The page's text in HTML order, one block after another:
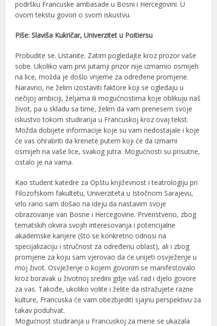
podršku Francuske ambasade u Bosni i Hercegovini. U
ovom tekstu govori o svom iskustvu.
Piše: Slaviša Kukričar, Univerzitet u Poitiersu
Probudite se. Ustanite. Zatim pogledajte kroz prozor vaše
sobe. Ukoliko vam prvi jutarnji prizor nije izmamio osmijeh
na lice, možda je došlo vrijeme za određene promjene.
Naravno, ne želim izostaviti faktore koji se ogledaju u
nečijoj ambiciji, željama ili mogućnostima koje oblikuju naš
život, pa u skladu sa time, želim da vam prenesem svoje
iskustvo tokom studiranja u Francuskoj kroz ovaj tekst.
Možda dobijete informacije koje su vam nedostajale i koje
će vas ohrabriti da krenete putem koji će da izmami
osmijeh na vaše lice, svakog jutra. Mogućnosti su prisutne,
ostalo je na vama.
Kao student katedre za Opštu književnost i teatrologiju pri
Filozofskom fakultetu, Univerziteta u Istočnom Sarajevu,
vrlo rano sam došao na ideju da nastavim svoje
obrazovanje van Bosne i Hercegovine. Prvenstveno, zbog
tematskih okvira svojih interesovanja i potencijalne
akademske karijere (što se konkretno odnosi na
specijalizaciju i stručnost za određenu oblast), ali i zbog
promjene za koju sam vjerovao da će unijeti osvježenje u
moj život. Osvježenje o kojem govorim se manifestovalo
kroz boravak u životnoj sredini gdje vaš rad i djelo govore
za vas. Takođe, ukoliko volite i želite da istražujete razne
kulture, Francuska će vam obezbjediti sjajnu perspektivu za
takav poduhvat.
Mogućnost studiranja u Francuskoj za mene se ukazala